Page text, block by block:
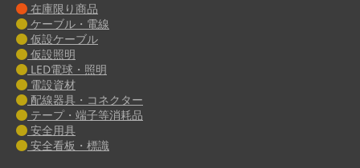
在庫限り商品
ケーブル・電線
仮設ケーブル
仮設照明
LED電球・照明
電設資材
配線器具・コネクター
テープ・端子等消耗品
安全用具
安全看板・標識